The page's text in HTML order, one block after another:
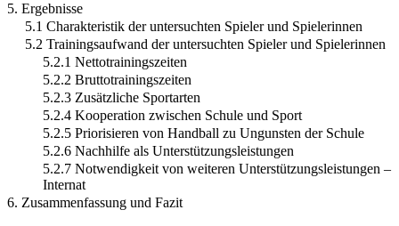
5. Ergebnisse
5.1 Charakteristik der untersuchten Spieler und Spielerinnen
5.2 Trainingsaufwand der untersuchten Spieler und Spielerinnen
5.2.1 Nettotrainingszeiten
5.2.2 Bruttotrainingszeiten
5.2.3 Zusätzliche Sportarten
5.2.4 Kooperation zwischen Schule und Sport
5.2.5 Priorisieren von Handball zu Ungunsten der Schule
5.2.6 Nachhilfe als Unterstützungsleistungen
5.2.7 Notwendigkeit von weiteren Unterstützungsleistungen –
Internat
6. Zusammenfassung und Fazit